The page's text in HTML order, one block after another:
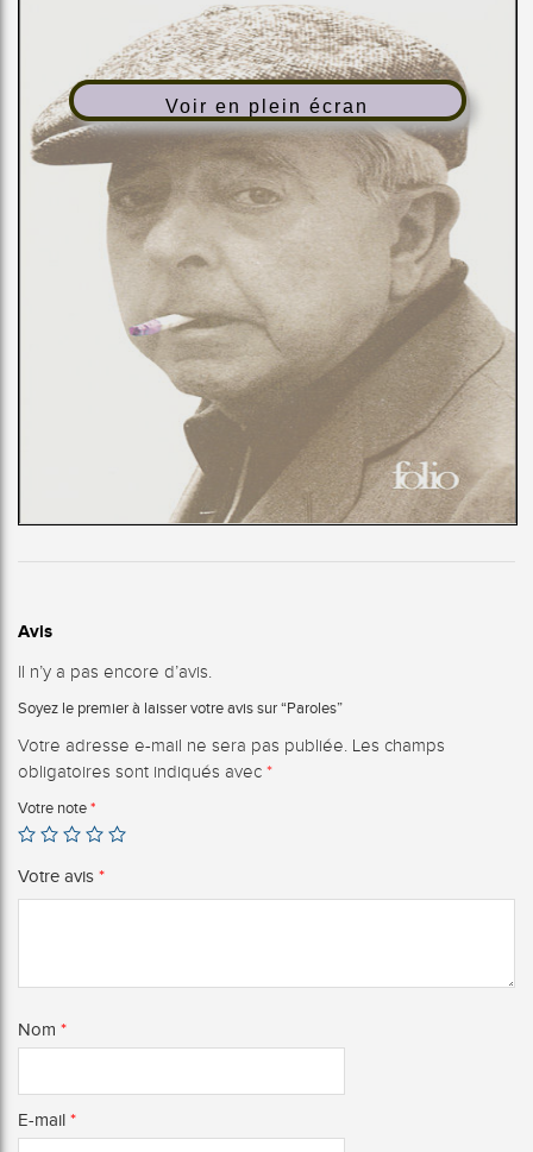
Voir en plein écran
Avis
Il n’y a pas encore d’avis.
Soyez le premier à laisser votre avis sur “Paroles”
Votre adresse e-mail ne sera pas publiée. Les champs
obligatoires sont indiqués avec *
Votre note *
Votre avis *
Nom *
E-mail *